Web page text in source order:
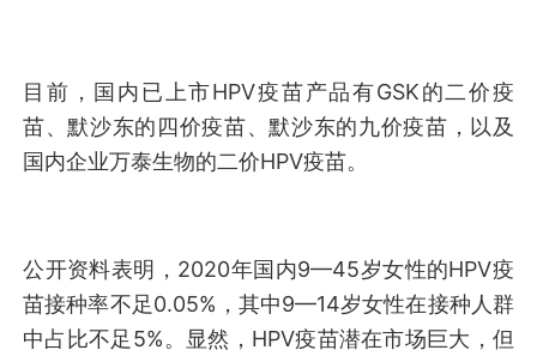
目前，国内已上市HPV疫苗产品有GSK的二价疫
苗、默沙东的四价疫苗、默沙东的九价疫苗，以及
国内企业万泰生物的二价HPV疫苗。
公开资料表明，2020年国内9—45岁女性的HPV疫
苗接种率不足0.05%，其中9—14岁女性在接种人群
中占比不足5%。显然，HPV疫苗潜在市场巨大，但